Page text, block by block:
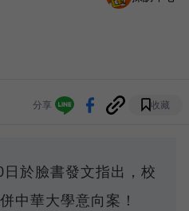
分享 收藏
於臉書發文指出，校
中華大學意向案！